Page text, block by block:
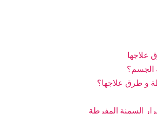
علاجها
الجسم؟
و طرق علاجها؟
السمنة المفرطة